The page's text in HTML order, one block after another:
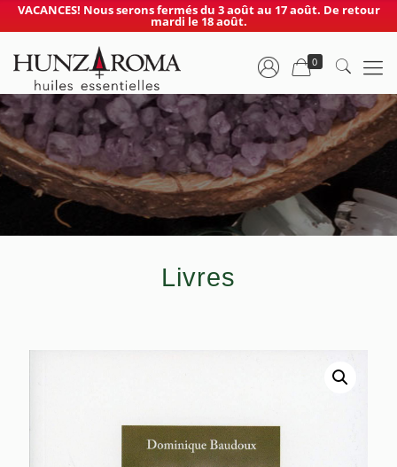
VACANCES! Nous serons fermés du 3 août au 17 août. De retour
mardi le 18 août.
0
Livres